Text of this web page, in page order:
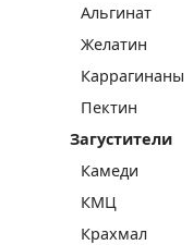
Альгинат
Желатин
Каррагинаны
Пектин
Загустители
Камеди
КМЦ
Крахмал